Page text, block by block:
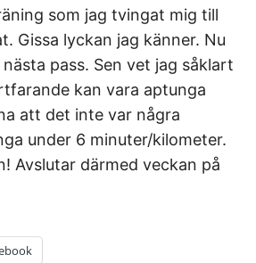
som jag tvingat mig till
Gissa lyckan jag känner. Nu
pass. Sen vet jag såklart
kan vara aptunga
att det inte var några
under 6 minuter/kilometer.
Avslutar därmed veckan på